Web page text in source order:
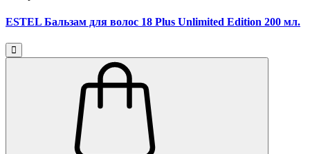
ESTEL Бальзам для волос 18 Plus Unlimited Edition 200 мл.